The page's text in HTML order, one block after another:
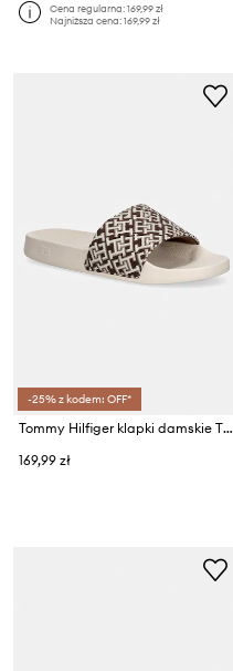
Cena regularna:169,99 zł
Najniższa cena:169,99 zł
-25% z kodem: OFF*
Tommy Hilfiger klapki damskie TH MONOGRAM POOL SLIDE
169,99 zł